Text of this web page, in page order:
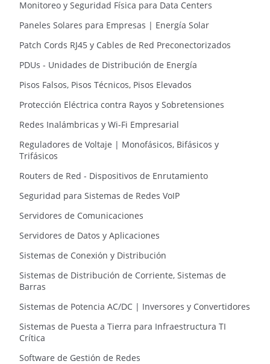
Monitoreo y Seguridad Física para Data Centers
Paneles Solares para Empresas | Energía Solar
Patch Cords RJ45 y Cables de Red Preconectorizados
PDUs - Unidades de Distribución de Energía
Pisos Falsos, Pisos Técnicos, Pisos Elevados
Protección Eléctrica contra Rayos y Sobretensiones
Redes Inalámbricas y Wi-Fi Empresarial
Reguladores de Voltaje | Monofásicos, Bifásicos y
Trifásicos
Routers de Red - Dispositivos de Enrutamiento
Seguridad para Sistemas de Redes VoIP
Servidores de Comunicaciones
Servidores de Datos y Aplicaciones
Sistemas de Conexión y Distribución
Sistemas de Distribución de Corriente, Sistemas de
Barras
Sistemas de Potencia AC/DC | Inversores y Convertidores
Sistemas de Puesta a Tierra para Infraestructura TI
Crítica
Software de Gestión de Redes